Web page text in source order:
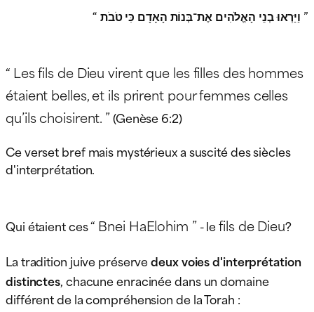
“ וַיַּרְאוּ בְנֵי הָאֱלֹהִים אֶת־בְּנוֹת הָאָדָם כִּי טֹבֹת ”
“ Les fils de Dieu virent que les filles des hommes
étaient belles, et ils prirent pour femmes celles
qu’ils choisirent. ”(Genèse 6:2)
Ce verset bref mais mystérieux a suscité des siècles
d'interprétation.
Qui étaient ces“ Bnei HaElohim ”- lefils de Dieu?
La tradition juive préservedeux voies d'interprétation
distinctes, chacune enracinée dans un domaine
différent de la compréhension de la Torah :